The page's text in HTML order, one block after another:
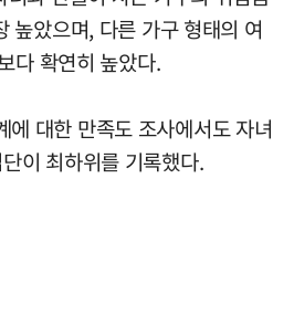
높았으며, 다른 가구 형태의 여
다 확연히 높았다.
에 대한 만족도 조사에서도 자녀
이 최하위를 기록했다.